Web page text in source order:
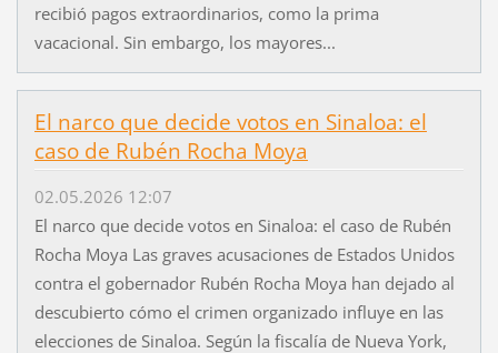
recibió pagos extraordinarios, como la prima
vacacional. Sin embargo, los mayores...
El narco que decide votos en Sinaloa: el
caso de Rubén Rocha Moya
02.05.2026 12:07
El narco que decide votos en Sinaloa: el caso de Rubén
Rocha Moya Las graves acusaciones de Estados Unidos
contra el gobernador Rubén Rocha Moya han dejado al
descubierto cómo el crimen organizado influye en las
elecciones de Sinaloa. Según la fiscalía de Nueva York,